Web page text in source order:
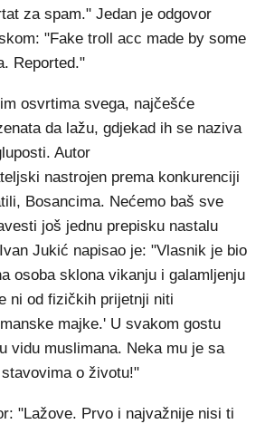
za spam." Jedan je odgovor
"Fake troll acc made by some
Reported."
osvrtima svega, najčešće
da lažu, gdjekad ih se naziva
Autor
nastrojen prema konkurenciji
Bosancima. Nećemo baš sve
još jednu prepisku nastalu
Jukić napisao je: "Vlasnik je bio
osoba sklona vikanju i galamljenju
ni od fizičkih prijetnji niti
majke.' U svakom gostu
vidu muslimana. Neka mu je sa
o životu!"
"Lažove. Prvo i najvažnije nisi ti